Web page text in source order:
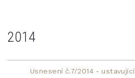
2014
Usnesení č.7/2014 - ustavující